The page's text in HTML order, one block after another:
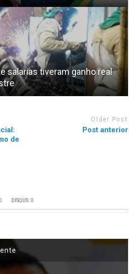
salarias tiveram ganho real
de
Older Post
Post anterior
DISQUS: 0